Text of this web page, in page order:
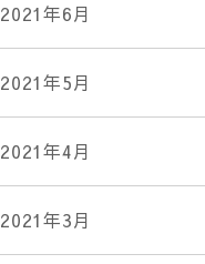
2021年6月
2021年5月
2021年4月
2021年3月